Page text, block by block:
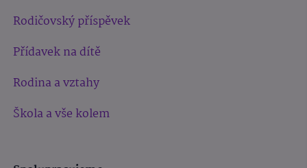
Rodičovský příspěvek
Přídavek na dítě
Rodina a vztahy
Škola a vše kolem